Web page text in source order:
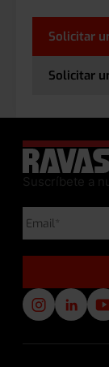
Solicitar
Solicitar
Suscríbete a